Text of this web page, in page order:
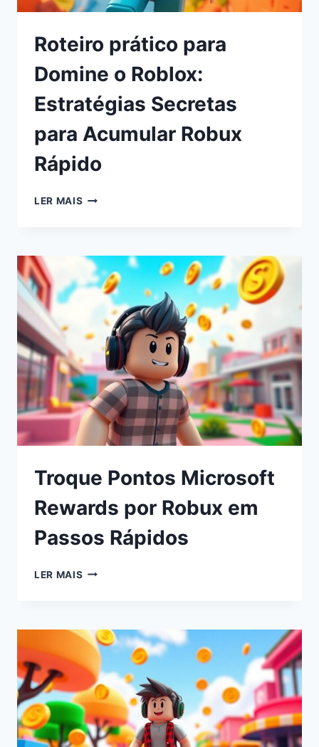
Roteiro prático para
Domine o Roblox:
Estratégias Secretas
para Acumular Robux
Rápido
LER MAIS
Troque Pontos Microsoft
Rewards por Robux em
Passos Rápidos
LER MAIS